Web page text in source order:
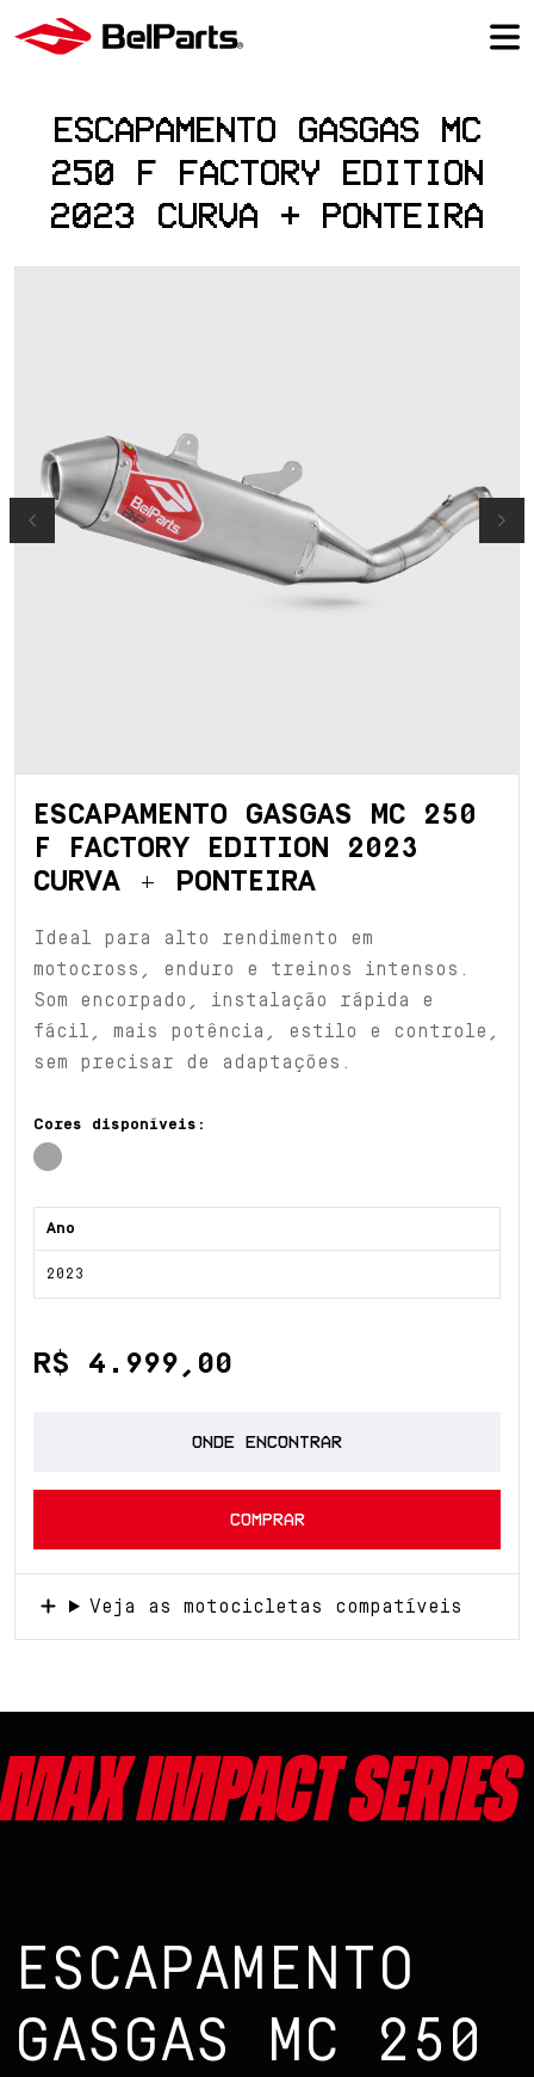
ESCAPAMENTO GASGAS MC
250 F FACTORY EDITION
2023 CURVA + PONTEIRA
Previous Next
ESCAPAMENTO GASGAS MC 250
F FACTORY EDITION 2023
CURVA + PONTEIRA
Ideal para alto rendimento em
motocross, enduro e treinos intensos.
Som encorpado, instalação rápida e
fácil, mais potência, estilo e controle,
sem precisar de adaptações.
Cores disponíveis:
Ano
2023
R$ 4.999,00
ONDE ENCONTRAR
COMPRAR
Veja as motocicletas compatíveis
Max impact series
ESCAPAMENTO
GASGAS MC 250